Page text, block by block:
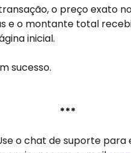
o preço exato
e o montante total
inicial.
sucesso.
***
o chat de suporte